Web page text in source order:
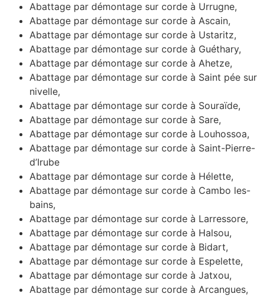
Abattage par démontage sur corde à Urrugne,
Abattage par démontage sur corde à Ascain,
Abattage par démontage sur corde à Ustaritz,
Abattage par démontage sur corde à Guéthary,
Abattage par démontage sur corde à Ahetze,
Abattage par démontage sur corde à Saint pée sur
nivelle,
Abattage par démontage sur corde à Souraïde,
Abattage par démontage sur corde à Sare,
Abattage par démontage sur corde à Louhossoa,
Abattage par démontage sur corde à Saint-Pierre-
d’Irube
Abattage par démontage sur corde à Hélette,
Abattage par démontage sur corde à Cambo les-
bains,
Abattage par démontage sur corde à Larressore,
Abattage par démontage sur corde à Halsou,
Abattage par démontage sur corde à Bidart,
Abattage par démontage sur corde à Espelette,
Abattage par démontage sur corde à Jatxou,
Abattage par démontage sur corde à Arcangues,